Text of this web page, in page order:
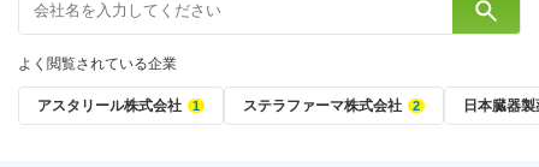
よく閲覧されている企業
アスタリール株式会社 ステラファーマ株式会社 日本臓器